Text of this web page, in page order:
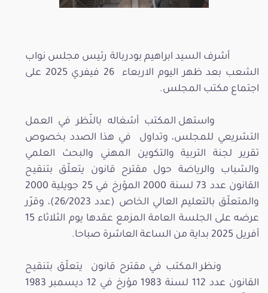
أشرف السيد ابراهيم بودربالة رئيس مجلس نواب
الشعب بعد ظهر اليوم الاربعاء 26 فيفري 2025 على
اجتماع مكتب المجلس.
واستهل المكتب أشغاله بالنّظر في العمل
التشريعي للمجلس، وتداول في هذا الصدد بخصوص
تقرير لجنة التربية والتكوين المهني والبحث العلمي
والشباب والرياضة حول مقترح قانون يتعلّق بتنقيح
القانون عدد 73 لسنة 2000 المؤرخ في 25 جويلية 2000
والمتعلّق بالتعليم العالي الخاص (عدد 26/2023)، وقرّر
عرضه على الجلسة العامة المزمع عقدها يوم الثلاثاء 15
أفريل 2025 بداية من الساعة العاشرة صباحا.
ونظر المكتب في مقترح قانون يتعلّق بتنقيح
القانون عدد 112 لسنة 1983 مؤرخ في 12 ديسمبر 1983